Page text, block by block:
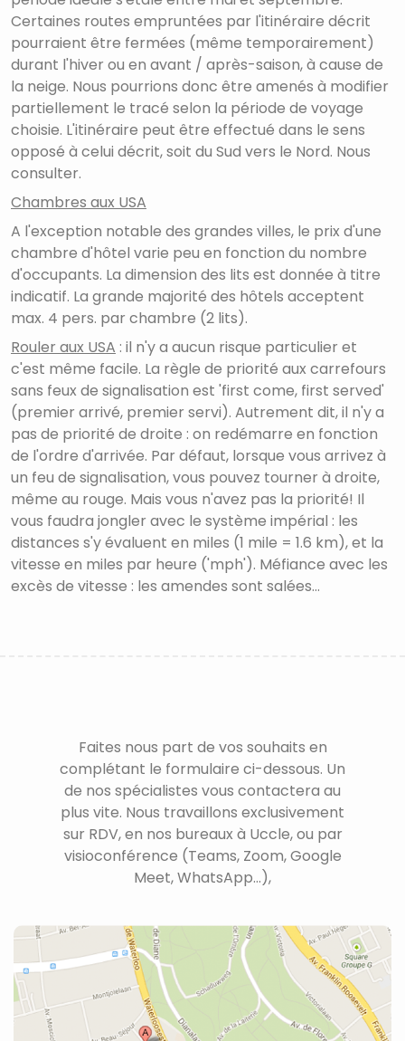
Certaines routes empruntées par l'itinéraire décrit
pourraient être fermées (même temporairement)
durant l'hiver ou en avant / après-saison, à cause de
la neige. Nous pourrions donc être amenés à modifier
partiellement le tracé selon la période de voyage
choisie. L'itinéraire peut être effectué dans le sens
opposé à celui décrit, soit du Sud vers le Nord. Nous
consulter.
Chambres aux USA
A l'exception notable des grandes villes, le prix d'une
chambre d'hôtel varie peu en fonction du nombre
d'occupants. La dimension des lits est donnée à titre
indicatif. La grande majorité des hôtels acceptent
max. 4 pers. par chambre (2 lits).
Rouler aux USA : il n'y a aucun risque particulier et
c'est même facile. La règle de priorité aux carrefours
sans feux de signalisation est 'first come, first served'
(premier arrivé, premier servi). Autrement dit, il n'y a
pas de priorité de droite : on redémarre en fonction
de l'ordre d'arrivée. Par défaut, lorsque vous arrivez à
un feu de signalisation, vous pouvez tourner à droite,
même au rouge. Mais vous n'avez pas la priorité! Il
vous faudra jongler avec le système impérial : les
distances s'y évaluent en miles (1 mile = 1.6 km), et la
vitesse en miles par heure ('mph'). Méfiance avec les
excès de vitesse : les amendes sont salées...
Faites nous part de vos souhaits en
complétant le formulaire ci-dessous. Un
de nos spécialistes vous contactera au
plus vite. Nous travaillons exclusivement
sur RDV, en nos bureaux à Uccle, ou par
visioconférence (Teams, Zoom, Google
Meet, WhatsApp...),